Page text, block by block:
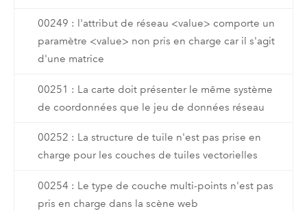
00249 : l'attribut de réseau <value> comporte un
paramètre <value> non pris en charge car il s'agit
d'une matrice
00251 : La carte doit présenter le même système
de coordonnées que le jeu de données réseau
00252 : La structure de tuile n'est pas prise en
charge pour les couches de tuiles vectorielles
00254 : Le type de couche multi-points n'est pas
pris en charge dans la scène web